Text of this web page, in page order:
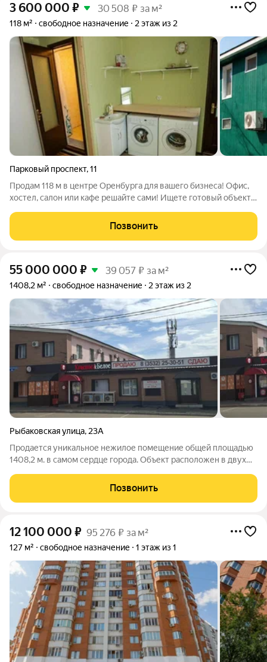
3 600 000 ₽ 30 508 ₽ за м²
118 м² свободное назначение 2 этаж из 2
Парковый проспект,11
Продам 118 м в центре Оренбурга для вашего бизнеса! Офис,
хостел, салон или кафе решайте сами! Ищете готовый объект в
Продаётся двухэтажное здание площадью 118 м в самом
сердце Оренбурга. Это не
Позвонить
55 000 000 ₽ 39 057 ₽ за м²
1408,2 м² свободное назначение 2 этаж из 2
Рыбаковская улица, 23А
Продается уникальное нежилое помещение общей площадью
1408,2 м. в самом сердце города. Объект расположен в двух
бизнеса, так и как для размещения собственного масштабного
проекта. Ключевые
Позвонить
12 100 000 ₽ 95 276 ₽ за м²
127 м² свободное назначение 1 этаж из 1